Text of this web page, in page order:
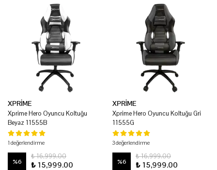
XPRİME
Xprime Hero Oyuncu Koltuğu
Beyaz 11555B
1 değerlendirme
%6
₺ 16,999.00
₺ 15,999.00
XPRİME
Xprime Hero Oyuncu Koltuğu Gri
11555G
3 değerlendirme
%6
₺ 16,999.00
₺ 15,999.00